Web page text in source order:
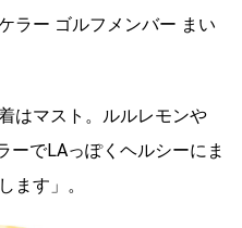
ラー ゴルフメンバー まい
はマスト。ルルレモンや
ーでLAっぽくヘルシーにま
ます」。